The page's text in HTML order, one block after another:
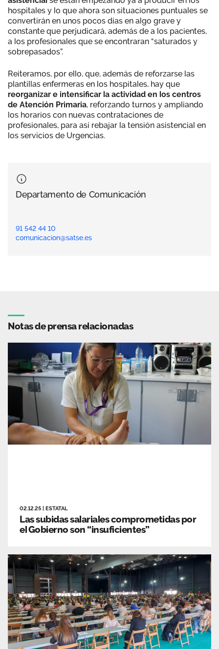
hospitales y lo que ahora son situaciones puntuales se
convertirán en unos pocos días en algo grave y
constante que perjudicará, además de a los pacientes,
a los profesionales que se encontraran “saturados y
sobrepasados”.
Reiteramos, por ello, que, además de reforzarse las
plantillas enfermeras en los hospitales, hay que
reorganizar e intensificar la actividad en los centros
de Atención Primaria, reforzando turnos y ampliando
los horarios con nuevas contrataciones de
profesionales, para así rebajar la tensión asistencial en
los servicios de Urgencias.
Departamento de Comunicación
91 542 44 10
comunicacion@satse.es
Notas de prensa relacionadas
02.12.25 ESTATAL
Las subidas salariales comprometidas por
el Gobierno son “insuficientes”